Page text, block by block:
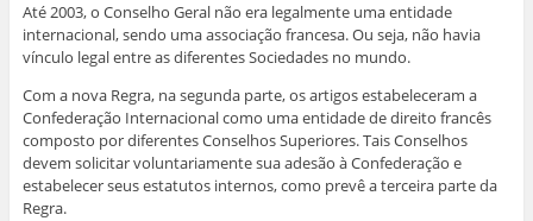
Até 2003, o Conselho Geral não era legalmente uma entidade
internacional, sendo uma associação francesa. Ou seja, não havia
vínculo legal entre as diferentes Sociedades no mundo.
Com a nova Regra, na segunda parte, os artigos estabeleceram a
Confederação Internacional como uma entidade de direito francês
composto por diferentes Conselhos Superiores. Tais Conselhos
devem solicitar voluntariamente sua adesão à Confederação e
estabelecer seus estatutos internos, como prevê a terceira parte da
Regra.